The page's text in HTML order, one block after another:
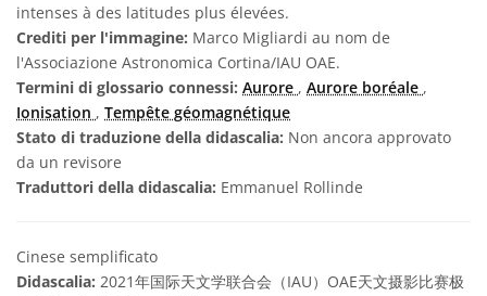
intenses à des latitudes plus élevées.
Crediti per l'immagine: Marco Migliardi au nom de
l'Associazione Astronomica Cortina/IAU OAE.
Termini di glossario connessi: Aurore , Aurore boréale ,
Ionisation , Tempête géomagnétique
Stato di traduzione della didascalia: Non ancora approvato
da un revisore
Traduttori della didascalia: Emmanuel Rollinde
Cinese semplificato
Didascalia: 2021年国际天文学联合会（IAU）OAE天文摄影比赛极